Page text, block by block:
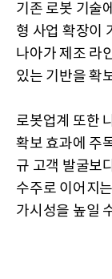
기존 로봇 기술
형 사업 확장이
나아가 제조 라
있는 기반을 확
로봇업계 또한
확보 효과에 주
규 고객 발굴보
수주로 이어지
가시성을 높일